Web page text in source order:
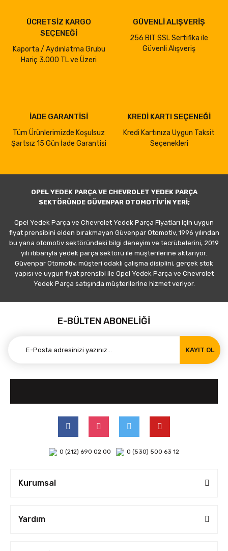
ÜCRETSİZ KARGO
SEÇENEĞİ
Kaporta / Aydınlatma Grubu
Hariç 3.000 TL ve Üzeri
GÜVENLİ ALIŞVERİŞ
256 BIT SSL Sertifika ile
Güvenli Alışveriş
İADE GARANTİSİ
Tüm Ürünlerimizde Koşulsuz
Şartsız 15 Gün İade Garantisi
KREDİ KARTI SEÇENEĞİ
Kredi Kartınıza Uygun Taksit
Seçenekleri
OPEL YEDEK PARÇA VE CHEVROLET YEDEK PARÇA
SEKTÖRÜNDE GÜVENPAR OTOMOTİV'İN YERİ;
Opel Yedek Parça ve Chevrolet Yedek Parça Fiyatları için uygun
fiyat prensibini elden bırakmayan Güvenpar Otomotiv, 1996 yılından
bu yana otomotiv sektöründeki bilgi deneyim ve tecrübelerini, 2019
yılı itibarıyla yedek parça sektörü ile müşterilerine aktarıyor.
Güvenpar Otomotiv, müşteri odaklı çalışma disiplini, gerçek stok
yapısı ve uygun fiyat prensibi ile Opel Yedek Parça ve Chevrolet
Yedek Parça satışında müşterilerine hizmet veriyor.
E-BÜLTEN ABONELİĞİ
KAYIT OL
0 (212) 690 02 00 0 (530) 500 63 12
Kurumsal
Yardım